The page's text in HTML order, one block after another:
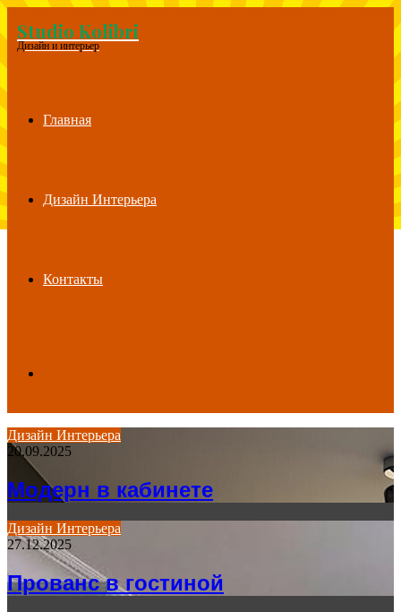
Menu
Studio Kolibri
Дизайн и интерьер
Главная
Дизайн Интерьера
Контакты
for
Дизайн Интерьера
20.09.2025
Модерн в кабинете
Дизайн Интерьера
27.12.2025
Прованс в гостиной